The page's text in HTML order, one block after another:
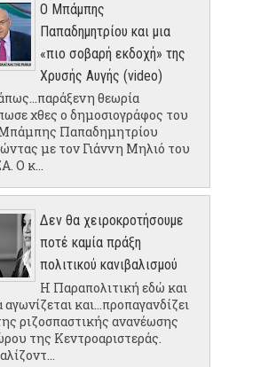
Ο Μπάμπης
Παπαδημητρίου και μια
«πιο σοβαρή εκδοχή» της
Χρυσής Αυγής (video)
θεωρία
χθες ο δημοσιογράφος του
Παπαδημητρίου
με τον Γιάννη Μηλιό του
Ο κ...
Δεν θα χειροκροτήσουμε
ποτέ καμία πράξη
πολιτικού κανιβαλισμού
Η Παραπολιτική εδώ και
αγωνίζεται και...προπαγανδίζει
ριζοσπαστικής ανανέωσης
της Κεντροαριστεράς.